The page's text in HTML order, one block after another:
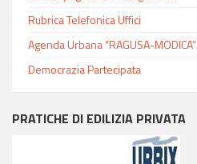
Rubrica Telefonica Uffici
Agenda Urbana “RAGUSA-MODICA”
Democrazia Partecipata
PRATICHE DI EDILIZIA PRIVATA